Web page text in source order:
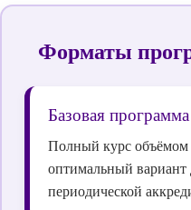
Форматы
Базовая программа
Полный курс
оптимальный
периодической